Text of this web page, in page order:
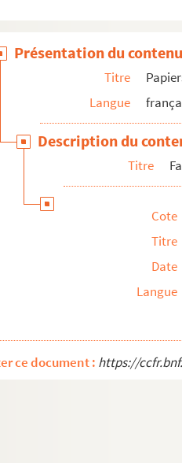
Pierre Guillon, épouse d'Hugues
de Marguerite Grenaud
de l'église Saint Michel de
Guillon, épouse de Claude Bruand
et Guillaume Guillon
en parlement
membres de la famille Guillon
fille de Denys Grenaud et
Présentation du contenu
Titre
Langue
Description du
Titre
Cote
Titre
Date
Langue
ce document : https://